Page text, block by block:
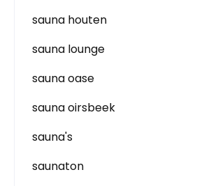
sauna houten
sauna lounge
sauna oase
sauna oirsbeek
sauna's
saunaton